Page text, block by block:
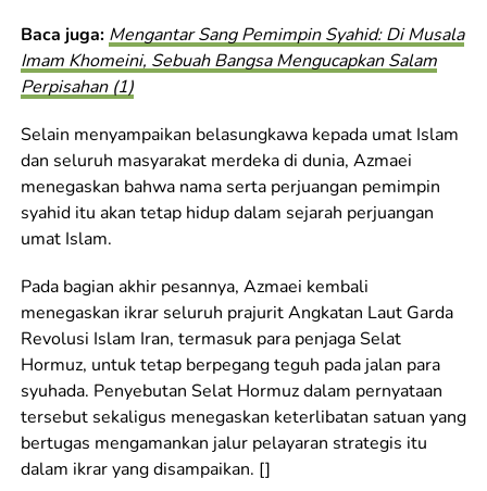
Baca juga: Mengantar Sang Pemimpin Syahid: Di Musala
Imam Khomeini, Sebuah Bangsa Mengucapkan Salam
Perpisahan (1)
Selain menyampaikan belasungkawa kepada umat Islam
dan seluruh masyarakat merdeka di dunia, Azmaei
menegaskan bahwa nama serta perjuangan pemimpin
syahid itu akan tetap hidup dalam sejarah perjuangan
umat Islam.
Pada bagian akhir pesannya, Azmaei kembali
menegaskan ikrar seluruh prajurit Angkatan Laut Garda
Revolusi Islam Iran, termasuk para penjaga Selat
Hormuz, untuk tetap berpegang teguh pada jalan para
syuhada. Penyebutan Selat Hormuz dalam pernyataan
tersebut sekaligus menegaskan keterlibatan satuan yang
bertugas mengamankan jalur pelayaran strategis itu
dalam ikrar yang disampaikan. []